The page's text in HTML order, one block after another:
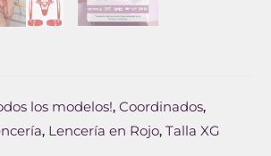
los modelos!, Coordinados,
, Lencería en Rojo, Talla XG